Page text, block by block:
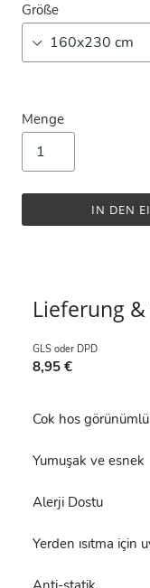
Größe
Menge
IN DEN
Lieferung
GLS oder DPD
8,95 €
Cok hos
Yumuşak ve esnek
Alerji Dostu
Yerden ısıtma için